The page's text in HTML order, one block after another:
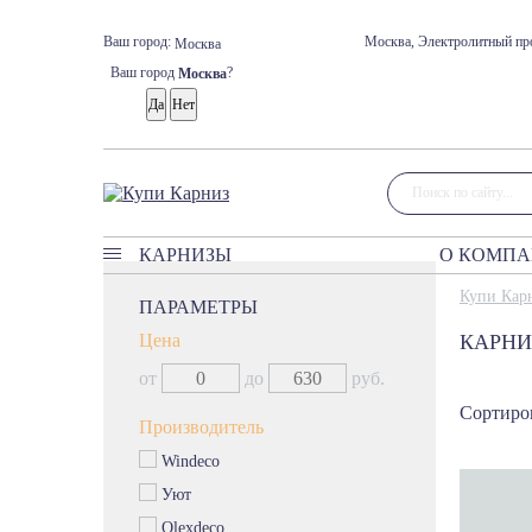
Ваш город: Москва
Ваш город Москва?
Москва, Электролитный
КАРНИЗЫ
Классические карнизы
Профильные карнизы
Карнизы без управления
Багетные карнизы
Римские карнизы
Мини карнизы Кафе
О
ПАРАМЕТРЫ
Цена
от
до руб.
Производитель
Windeco
Уют
Olexdeco
Купи